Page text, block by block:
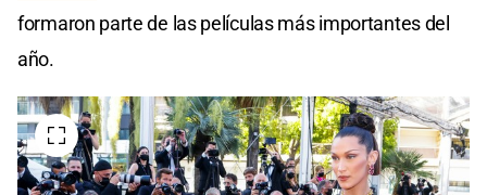
formaron parte de las películas más importantes del
año.